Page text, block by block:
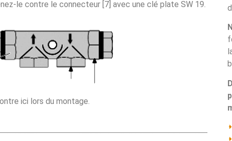
le contre le connecteur [7] avec une clé plate SW 19.
ici lors du montage.